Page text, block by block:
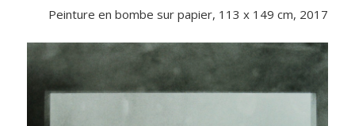
Peinture en bombe sur papier, 113 x 149 cm, 2017